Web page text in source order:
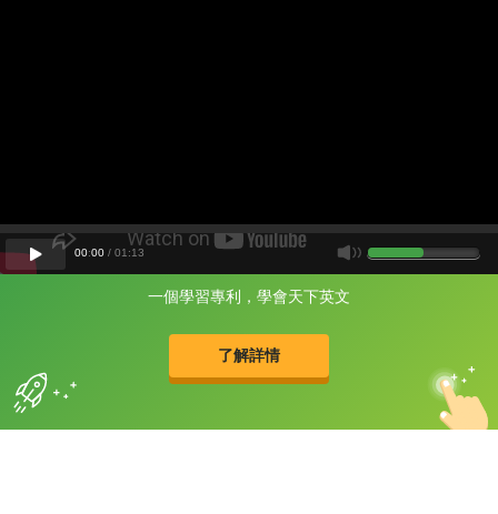
一個學習專利，學會天下英文
了解詳情
片尾有
的品牌故事
00:00 / 01 :13